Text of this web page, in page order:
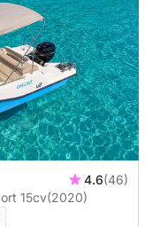
4.6(46)
Bateau sans permis V2 Boat 5.0 Sport 15cv(2020)